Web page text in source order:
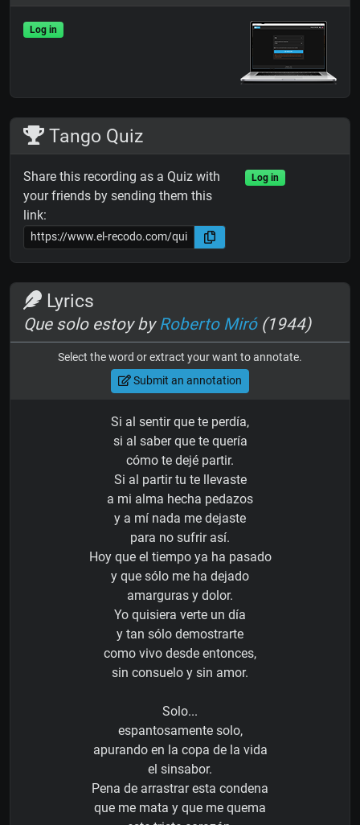
Log in
Tango Quiz
Share this recording as a Quiz with
your friends by sending them this
link:
Log in
Lyrics
Que solo estoy byRoberto Miró(1944)
Select the word or extract your want to annotate.
Submit an annotation
Si al sentir que te perdía,
si al saber que te quería
cómo te dejé partir.
Si al partir tu te llevaste
a mi alma hecha pedazos
y a mí nada me dejaste
para no sufrir así.
Hoy que el tiempo ya ha pasado
y que sólo me ha dejado
amarguras y dolor.
Yo quisiera verte un día
y tan sólo demostrarte
como vivo desde entonces,
sin consuelo y sin amor.
Solo...
espantosamente solo,
apurando en la copa de la vida
el sinsabor.
Pena de arrastrar esta condena
que me mata y que me quema